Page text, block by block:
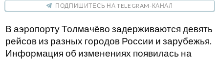
ПОДПИШИТЕСЬ НА TELEGRAM-КАНАЛ
В аэропорту Толмачёво задерживаются девять
рейсов из разных городов России и зарубежья.
Информация об изменениях появилась на